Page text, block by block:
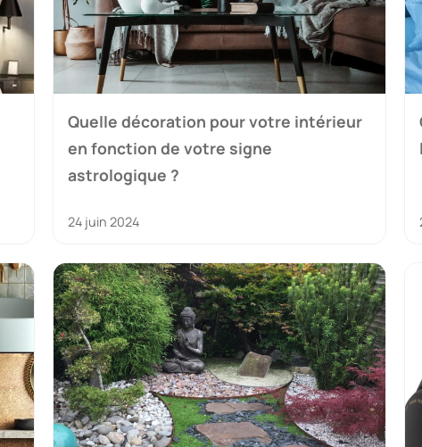
Quelle décoration pour votre intérieur
en fonction de votre signe
astrologique ?
24 juin 2024